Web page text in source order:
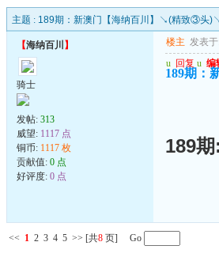
主题 : 189期：新澳门【海纳百川】↘(精致③头
【海纳百川 】
骑士
发帖: 313
威望: 1117 点
铜币: 1117 枚
贡献值: 0 点
好评度: 0 点
楼主 发表于
u 回复 u 编
189期：
189期:
<< 1 2 3 4 5 >> [共8 页] Go